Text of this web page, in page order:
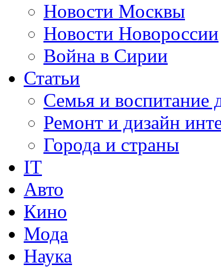
Новости Москвы
Новости Новороссии
Война в Сирии
Статьи
Семья и воспитание
Ремонт и дизайн
Города и страны
IT
Авто
Кино
Мода
Наука